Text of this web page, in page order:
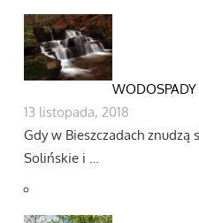
13 listopada, 2018
Gdy w Bieszczadach znudzą
Solińskie i …